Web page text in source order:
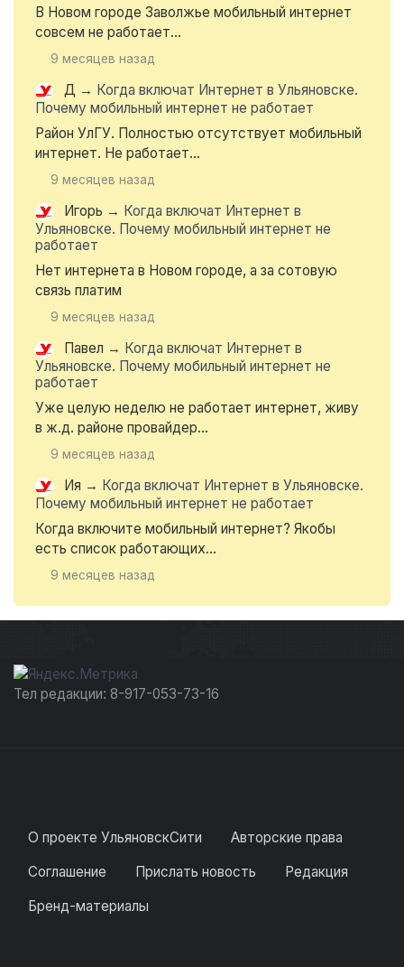
В Новом городе Заволжье мобильный интернет
совсем не работает...
9 месяцев назад
Д → Когда включат Интернет в Ульяновске.
Почему мобильный интернет не работает
Район УлГУ. Полностью отсутствует мобильный
интернет. Не работает...
9 месяцев назад
Игорь → Когда включат Интернет в
Ульяновске. Почему мобильный интернет не
работает
Нет интернета в Новом городе, а за сотовую
связь платим
9 месяцев назад
Павел → Когда включат Интернет в
Ульяновске. Почему мобильный интернет не
работает
Уже целую неделю не работает интернет, живу
в ж.д. районе провайдер...
9 месяцев назад
Ия → Когда включат Интернет в Ульяновске.
Почему мобильный интернет не работает
Когда включите мобильный интернет? Якобы
есть список работающих...
9 месяцев назад
Тел редакции: 8-917-053-73-16
О проекте УльяновскСити
Авторские права
Соглашение
Прислать новость
Редакция
Бренд-материалы